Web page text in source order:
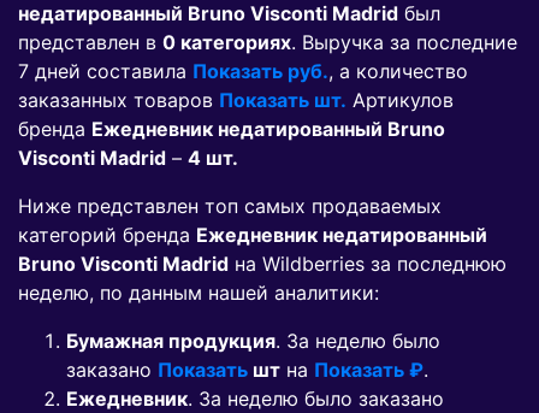
недатированный Bruno Visconti Madrid был
представлен в 0 категориях. Выручка за последние
7 дней составила Показать руб., а количество
заказанных товаров Показать шт. Артикулов
бренда Ежедневник недатированный Bruno
Visconti Madrid – 4 шт.
Ниже представлен топ самых продаваемых
категорий бренда Ежедневник недатированный
Bruno Visconti Madrid на Wildberries за последнюю
неделю, по данным нашей аналитики:
Бумажная продукция. За неделю было
заказано Показать шт на Показать ₽.
Ежедневник. За неделю было заказано